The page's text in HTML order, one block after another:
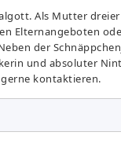
Als Mutter
Elternangeboten
der
und absoluter
kontaktieren.